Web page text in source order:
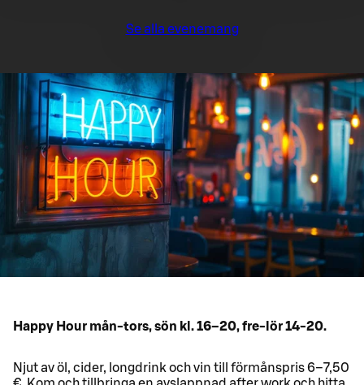
Se alla evenemang
Happy Hour mån-tors, sön kl. 16–20, fre-lör 14-20.
Njut av öl, cider, longdrink och vin till förmånspris 6–7,50